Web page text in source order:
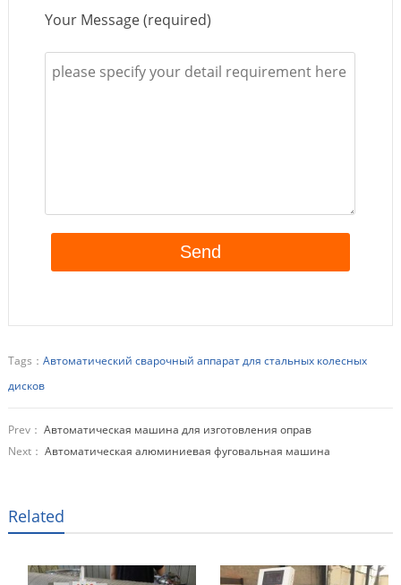
Your Message (required)
Tags： Автоматический сварочный аппарат для стальных колесных
дисков
Prev： Автоматическая машина для изготовления оправ
Next： Автоматическая алюминиевая фуговальная машина
Related